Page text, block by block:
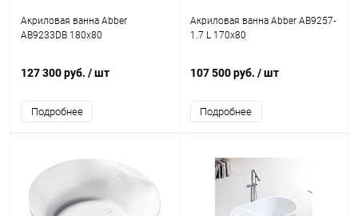
Акриловая ванна Abber
AB9233DB 180x80
127 300 руб. / шт
Подробнее
Акриловая ванна Abber AB9257-
1.7 L 170x80
107 500 руб. / шт
Подробнее